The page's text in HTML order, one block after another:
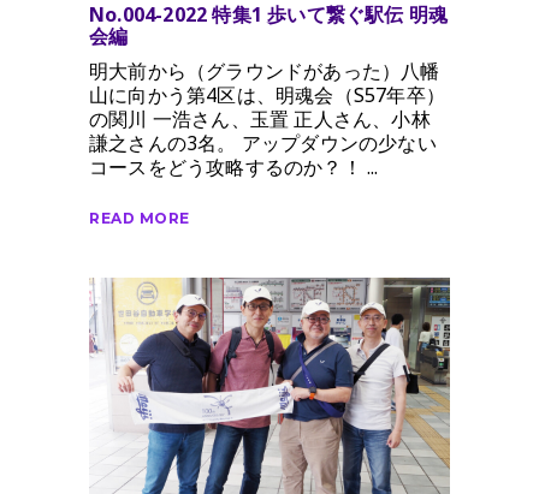
No.004-2022 特集1 歩いて繋ぐ駅伝 明魂
会編
明大前から（グラウンドがあった）八幡
山に向かう第4区は、明魂会（S57年卒）
の関川 一浩さん、玉置 正人さん、小林
謙之さんの3名。 アップダウンの少ない
コースをどう攻略するのか？！
READ MORE